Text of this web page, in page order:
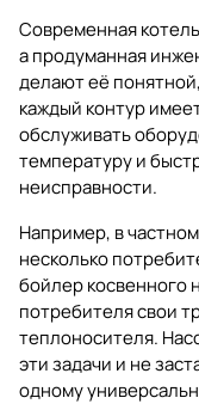
Современная
а продуманная
делают её
каждый контур
обслуживать
температуру и
неисправности.
Например, в
несколько
бойлер косвенного
потребителя свои
теплоносителя.
эти задачи и не
одному